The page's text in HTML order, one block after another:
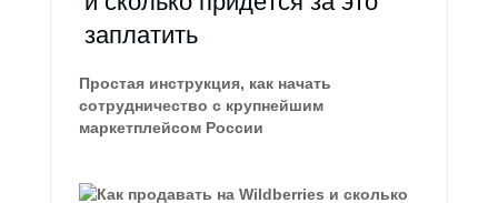
заплатить
Простая инструкция, как начать
сотрудничество с крупнейшим
маркетплейсом России